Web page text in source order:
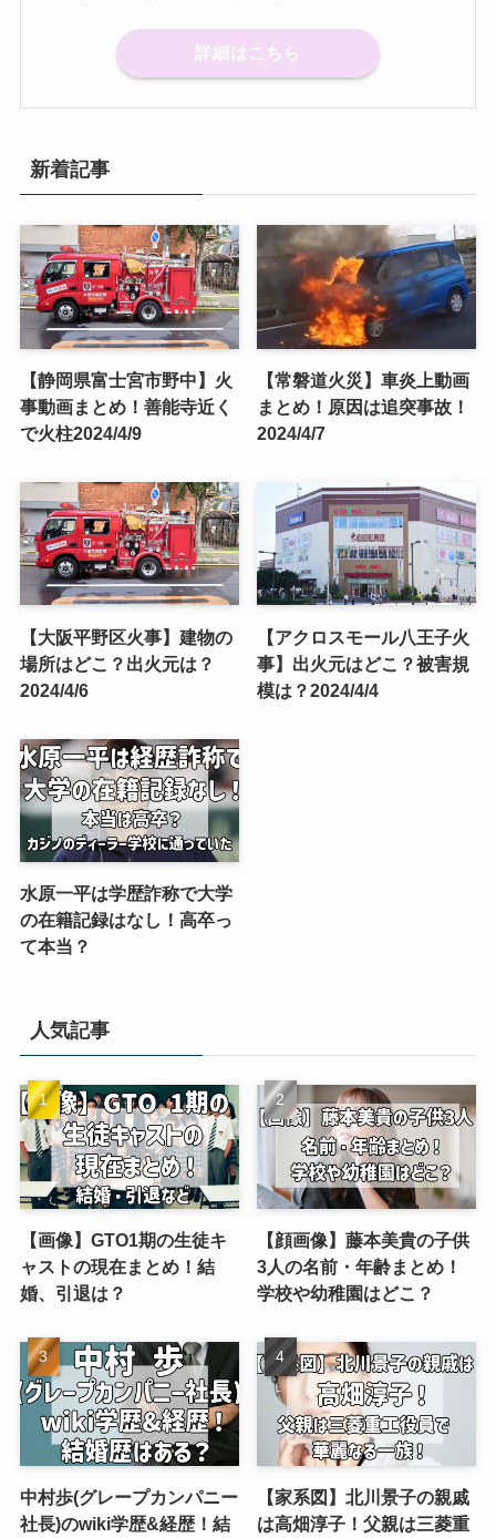
詳細はこちら
新着記事
【静岡県富士宮市野中】火
事動画まとめ！善能寺近く
で火柱2024/4/9
【常磐道火災】車炎上動画
まとめ！原因は追突事故！
2024/4/7
【大阪平野区火事】建物の
場所はどこ？出火元は？
2024/4/6
【アクロスモール八王子火
事】出火元はどこ？被害規
模は？2024/4/4
水原一平は学歴詐称で大学
の在籍記録はなし！高卒っ
て本当？
人気記事
【画像】GTO1期の生徒キ
ャストの現在まとめ！結
婚、引退は？
【顔画像】藤本美貴の子供
3人の名前・年齢まとめ！
学校や幼稚園はどこ？
中村歩(グレープカンパニー
社長)のwiki学歴&経歴！結
【家系図】北川景子の親戚
は高畑淳子！父親は三菱重